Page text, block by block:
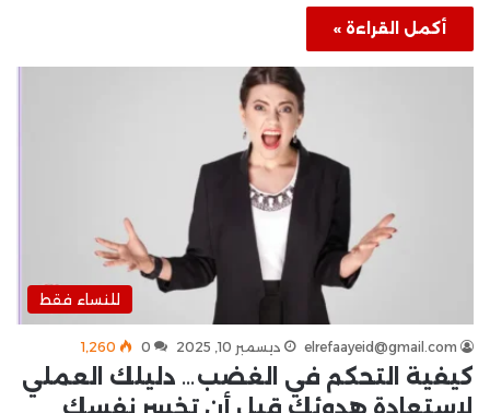
أكمل القراءة »
للنساء فقط
elrefaayeid@gmail.com ديسمبر 10, 2025 0 1٬260
كيفية التحكم في الغضب… دليلك العملي
لاستعادة هدوئك قبل أن تخسر نفسك